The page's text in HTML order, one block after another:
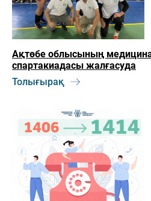
Ақтөбе облысының
спартакиадасы жалғасуда
Толығырақ